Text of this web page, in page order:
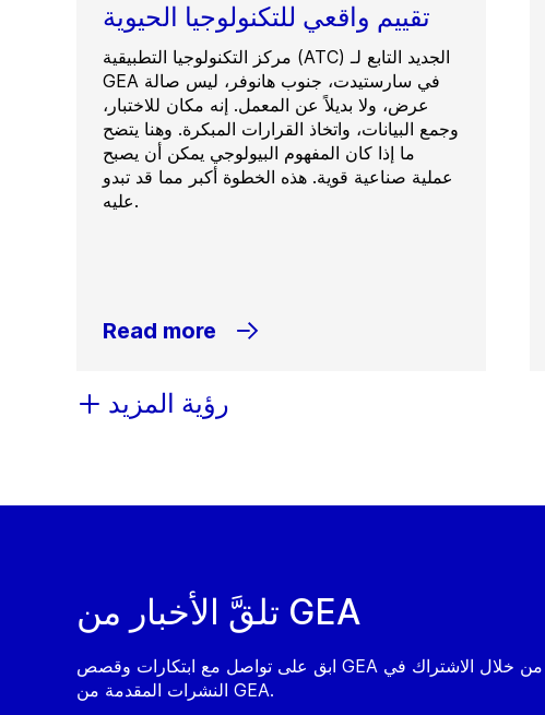
تقييم واقعي للتكنولوجيا الحيوية
مركز التكنولوجيا التطبيقية (ATC) الجديد التابع لـ
GEA في سارستيدت، جنوب هانوفر، ليس صالة
عرض، ولا بديلاً عن المعمل. إنه مكان للاختبار،
وجمع البيانات، واتخاذ القرارات المبكرة. وهنا يتضح
ما إذا كان المفهوم البيولوجي يمكن أن يصبح
عملية صناعية قوية. هذه الخطوة أكبر مما قد تبدو
عليه.
Read more
رؤية المزيد
تلقَّ الأخبار من GEA
ابق على تواصل مع ابتكارات وقصص GEA من خلال الاشتراك في
النشرات المقدمة من GEA.